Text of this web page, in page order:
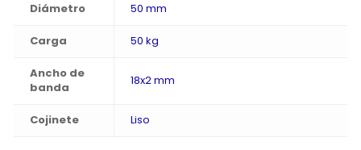
Diámetro 50 mm
Carga 50 kg
Ancho de
banda
18x2 mm
Cojinete Liso